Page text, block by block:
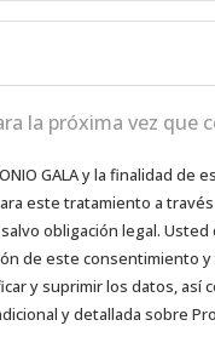
la próxima vez que
GALA y la finalidad de
este tratamiento a
obligación legal. Usted
de este consentimiento
y suprimir los datos, así
y detallada sobre